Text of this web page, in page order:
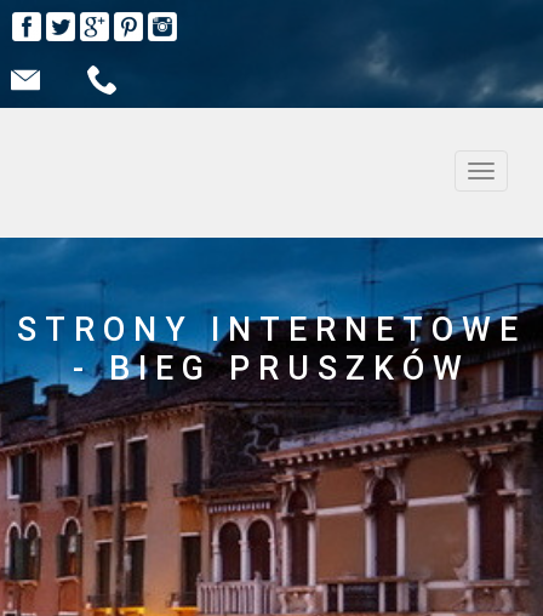
STRONY INTERNETOWE
- BIEG PRUSZKÓW